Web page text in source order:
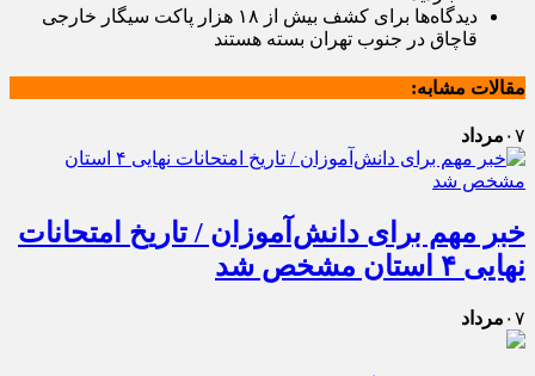
دیدگاه‌ها
برای کشف بیش از ۱۸ هزار پاکت سیگار خارجی
قاچاق در جنوب تهران بسته هستند
مقالات مشابه:
۰۷ مرداد
خبر مهم برای دانش‌آموزان / تاریخ امتحانات
نهایی ۴ استان مشخص شد
۰۷ مرداد